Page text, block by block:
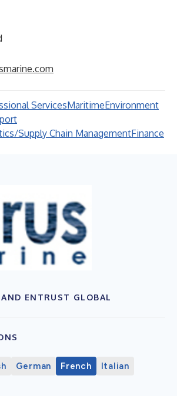
ServicesMaritimeEnvironment
Supply Chain ManagementFinance
ENTRUST GLOBAL
German French
Italian